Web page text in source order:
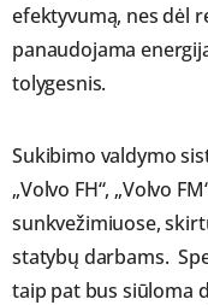
efektyvumą, nes dėl
panaudojama
tolygesnis.
Sukibimo valdymo
„Volvo FH“, „Volvo
sunkvežimiuose,
statybų darbams.
taip pat bus siūloma